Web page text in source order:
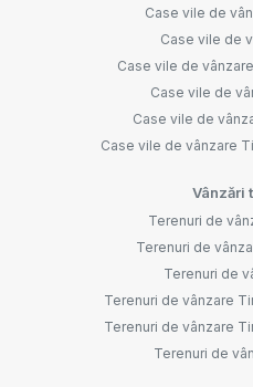
Case vile de
Case vile de
Case vile de
Case vile de
Case vile de
Case vile de vânzare
Vânzări
Terenuri de
Terenuri de
Terenuri de
Terenuri de vânzare
Terenuri de vânzare
Terenuri de